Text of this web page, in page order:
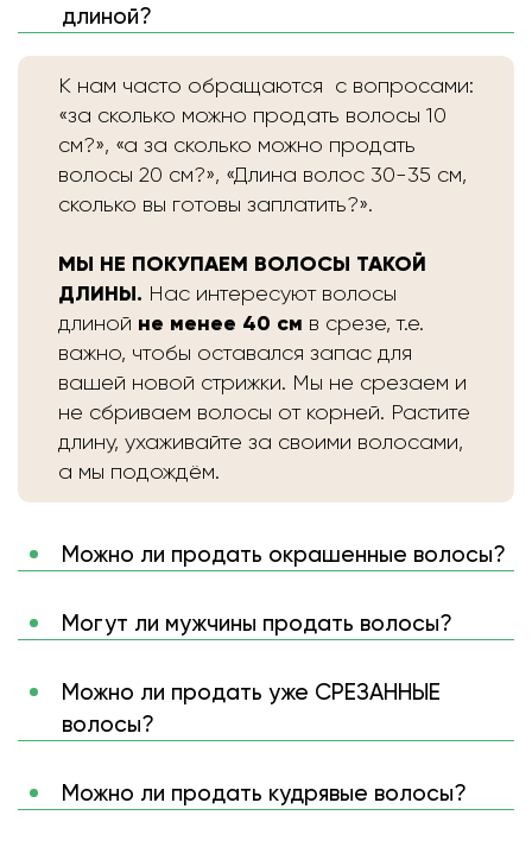
длиной?
К нам часто обращаются с вопросами:
«за сколько можно продать волосы 10
см?», «а за сколько можно продать
волосы 20 см?», «Длина волос 30-35 см,
сколько вы готовы заплатить?».
МЫ НЕ ПОКУПАЕМ ВОЛОСЫ ТАКОЙ
ДЛИНЫ. Нас интересуют волосы
длиной не менее 40 см в срезе, т.е.
важно, чтобы оставался запас для
вашей новой стрижки. Мы не срезаем и
не сбриваем волосы от корней. Растите
длину, ухаживайте за своими волосами,
а мы подождём.
Можно ли продать окрашенные волосы?
Могут ли мужчины продать волосы?
Можно ли продать уже СРЕЗАННЫЕ
волосы?
Можно ли продать кудрявые волосы?